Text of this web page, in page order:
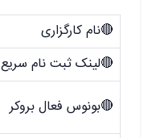
🔴نام کارگزاری
🔴لینک ثبت نام سریع
🔴بونوس فعال بروکر